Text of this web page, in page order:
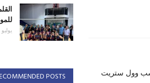
وول ستريت
يوليو 3, 2025
POSTS